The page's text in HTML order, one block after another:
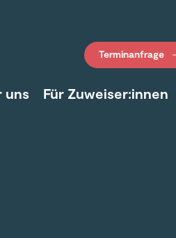
Terminanfrage
uns Für Zuweiser:innen